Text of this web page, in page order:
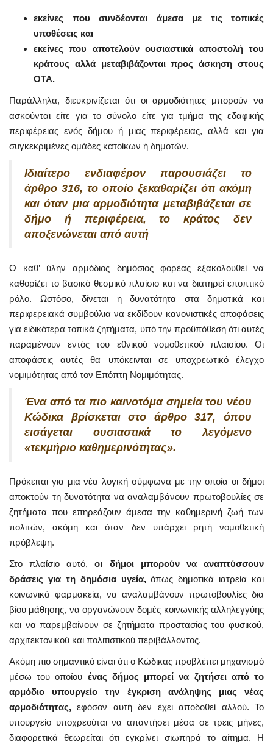
εκείνες που συνδέονται άμεσα με τις τοπικές
υποθέσεις και
εκείνες που αποτελούν ουσιαστικά αποστολή του
κράτους αλλά μεταβιβάζονται προς άσκηση στους
ΟΤΑ.
Παράλληλα, διευκρινίζεται ότι οι αρμοδιότητες μπορούν να
ασκούνται είτε για το σύνολο είτε για τμήμα της εδαφικής
περιφέρειας ενός δήμου ή μιας περιφέρειας, αλλά και για
συγκεκριμένες ομάδες κατοίκων ή δημοτών.
Ιδιαίτερο ενδιαφέρον παρουσιάζει το
άρθρο 316, το οποίο ξεκαθαρίζει ότι ακόμη
και όταν μια αρμοδιότητα μεταβιβάζεται σε
δήμο ή περιφέρεια, το κράτος δεν
αποξενώνεται από αυτή
Ο καθ’ ύλην αρμόδιος δημόσιος φορέας εξακολουθεί να
καθορίζει το βασικό θεσμικό πλαίσιο και να διατηρεί εποπτικό
ρόλο. Ωστόσο, δίνεται η δυνατότητα στα δημοτικά και
περιφερειακά συμβούλια να εκδίδουν κανονιστικές αποφάσεις
για ειδικότερα τοπικά ζητήματα, υπό την προϋπόθεση ότι αυτές
παραμένουν εντός του εθνικού νομοθετικού πλαισίου. Οι
αποφάσεις αυτές θα υπόκεινται σε υποχρεωτικό έλεγχο
νομιμότητας από τον Επόπτη Νομιμότητας.
Ένα από τα πιο καινοτόμα σημεία του νέου
Κώδικα βρίσκεται στο άρθρο 317, όπου
εισάγεται ουσιαστικά το λεγόμενο
«τεκμήριο καθημερινότητας».
Πρόκειται για μια νέα λογική σύμφωνα με την οποία οι δήμοι
αποκτούν τη δυνατότητα να αναλαμβάνουν πρωτοβουλίες σε
ζητήματα που επηρεάζουν άμεσα την καθημερινή ζωή των
πολιτών, ακόμη και όταν δεν υπάρχει ρητή νομοθετική
πρόβλεψη.
Στο πλαίσιο αυτό,οι δήμοι μπορούν να αναπτύσσουν
δράσεις για τη δημόσια υγεία,όπως δημοτικά ιατρεία και
κοινωνικά φαρμακεία, να αναλαμβάνουν πρωτοβουλίες δια
βίου μάθησης, να οργανώνουν δομές κοινωνικής αλληλεγγύης
και να παρεμβαίνουν σε ζητήματα προστασίας του φυσικού,
αρχιτεκτονικού και πολιτιστικού περιβάλλοντος.
Ακόμη πιο σημαντικό είναι ότι ο Κώδικας προβλέπει μηχανισμό
μέσω του οποίου ένας δήμος μπορεί να ζητήσει από το
αρμόδιο υπουργείο την έγκριση ανάληψης μιας νέας
αρμοδιότητας,εφόσον αυτή δεν έχει αποδοθεί αλλού. Το
υπουργείο υποχρεούται να απαντήσει μέσα σε τρεις μήνες,
διαφορετικά θεωρείται ότι εγκρίνει σιωπηρά το αίτημα. Η